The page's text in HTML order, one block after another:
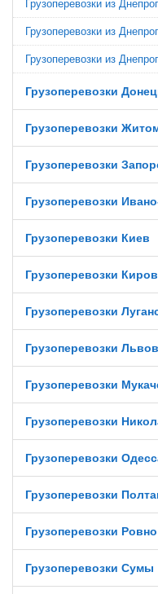
Грузоперевозки из
Грузоперевозки из
Грузоперевозки из
Грузоперевозки
Грузоперевозки
Грузоперевозки
Грузоперевозки
Грузоперевозки Киев
Грузоперевозки
Грузоперевозки
Грузоперевозки
Грузоперевозки
Грузоперевозки
Грузоперевозки
Грузоперевозки
Грузоперевозки Ровно
Грузоперевозки Сумы